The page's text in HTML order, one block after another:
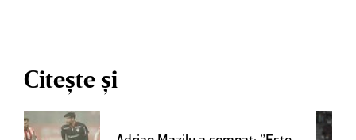
Citește și